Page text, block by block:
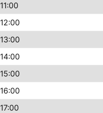
11:00
12:00
13:00
14:00
15:00
16:00
17:00